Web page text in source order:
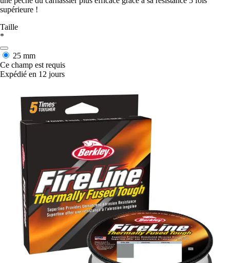
supérieure !
Taille
*
25 mm
Ce champ est requis
Expédié en 12 jours